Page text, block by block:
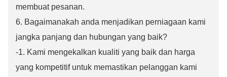
membuat pesanan.
6. Bagaimanakah anda menjadikan perniagaan kami
jangka panjang dan hubungan yang baik?
-1. Kami mengekalkan kualiti yang baik dan harga
yang kompetitif untuk memastikan pelanggan kami